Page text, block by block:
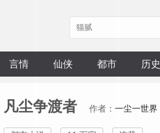
言情 仙侠 都市 历史
凡尘争渡者 作者： 一尘一世界